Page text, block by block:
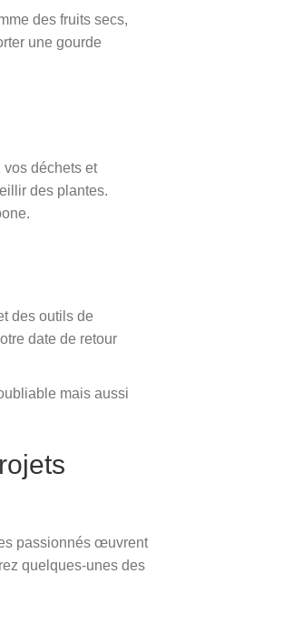
des fruits secs,
une gourde
vos déchets et
des plantes.
des outils de
date de retour
mais aussi
passionnés œuvrent
quelques-unes des